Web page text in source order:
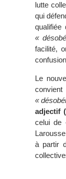
lutte
qui
qualifiée
«
facilité,
Le
convient
«
adjectif
celui de
à partir